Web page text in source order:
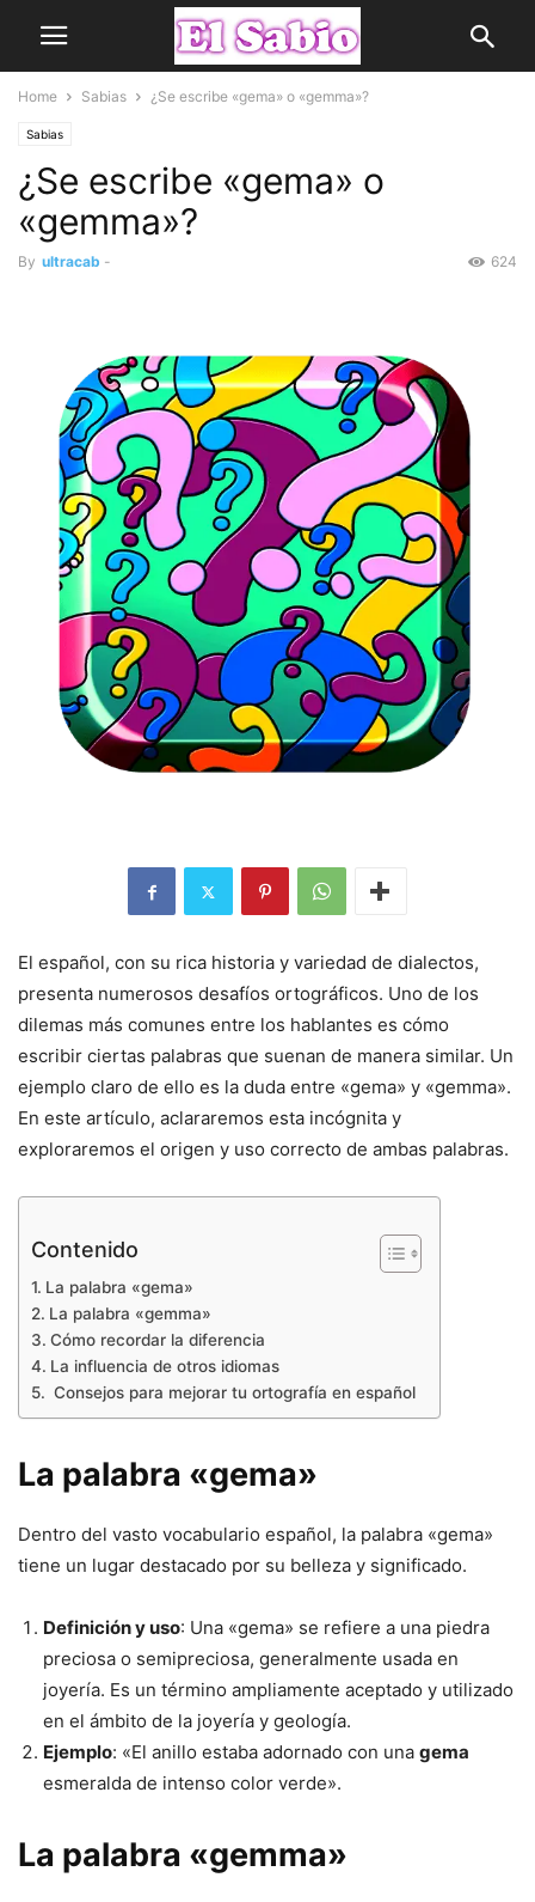
Home Sabias ¿Se escribe «gema» o «gemma»?
Sabias
¿Se escribe «gema» o
«gemma»?
By ultracab - 624
El español, con su rica historia y variedad de dialectos,
presenta numerosos desafíos ortográficos. Uno de los
dilemas más comunes entre los hablantes es cómo
escribir ciertas palabras que suenan de manera similar. Un
ejemplo claro de ello es la duda entre «gema» y «gemma».
En este artículo, aclararemos esta incógnita y
exploraremos el origen y uso correcto de ambas palabras.
Contenido
La palabra «gema»
La palabra «gemma»
Cómo recordar la diferencia
La influencia de otros idiomas
Consejos para mejorar tu ortografía en español
La palabra «gema»
Dentro del vasto vocabulario español, la palabra «gema»
tiene un lugar destacado por su belleza y significado.
Definición y uso: Una «gema» se refiere a una piedra
preciosa o semipreciosa, generalmente usada en
joyería. Es un término ampliamente aceptado y utilizado
en el ámbito de la joyería y geología.
Ejemplo: «El anillo estaba adornado con una gema
esmeralda de intenso color verde».
La palabra «gemma»